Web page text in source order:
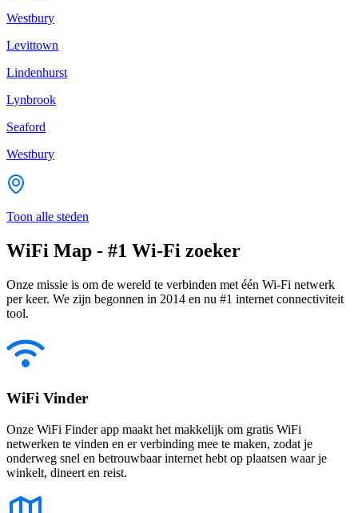
Westbury
Levittown
Lindenhurst
Lynbrook
Seaford
Westbury
Toon alle steden
WiFi Map - #1 Wi-Fi zoeker
Onze missie is om de wereld te verbinden met één Wi-Fi netwerk
per keer. We zijn begonnen in 2014 en nu #1 internet connectiviteit
tool.
WiFi Vinder
Onze WiFi Finder app maakt het makkelijk om gratis WiFi
netwerken te vinden en er verbinding mee te maken, zodat je
onderweg snel en betrouwbaar internet hebt op plaatsen waar je
winkelt, dineert en reist.